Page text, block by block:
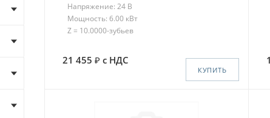
Напряжение: 24 В
Мощность: 6.00 кВт
Z = 10.0000-зубьев
21 455 с НДС
КУПИТЬ